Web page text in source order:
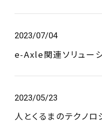
2023/07/04
e-Axle関連ソリュー
2023/05/23
人とくるまのテクノ